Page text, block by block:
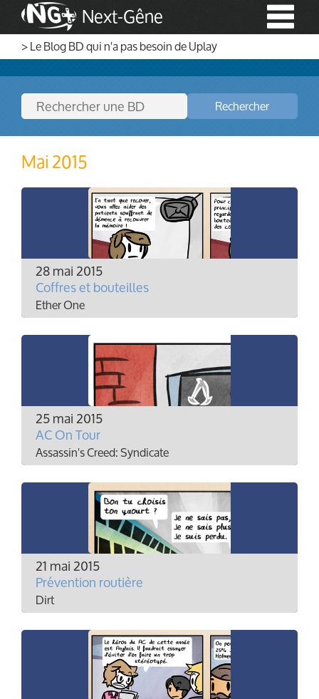
Next-Gêne
> Le Blog BD qui n'a pas besoin de Uplay
Rechercher
Mai 2015
28 mai 2015
Coffres et bouteilles
Ether One
25 mai 2015
AC On Tour
Assassin's Creed: Syndicate
21 mai 2015
Prévention routière
Dirt